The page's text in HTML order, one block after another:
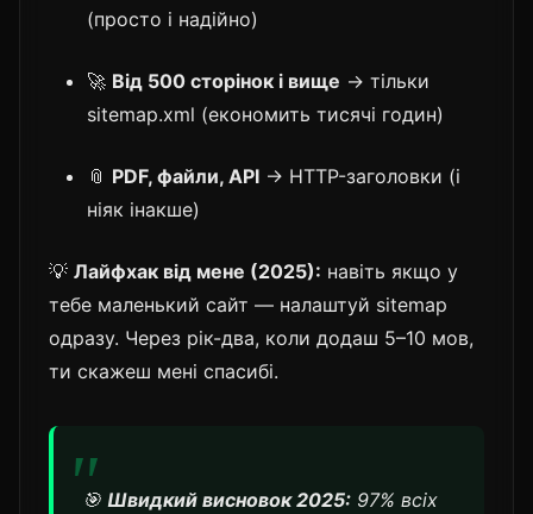
(просто і надійно)
🚀 Від 500 сторінок і вище → тільки
sitemap.xml (економить тисячі годин)
📎 PDF, файли, API → HTTP-заголовки (і
ніяк інакше)
💡 Лайфхак від мене (2025): навіть якщо у
тебе маленький сайт — налаштуй sitemap
одразу. Через рік-два, коли додаш 5–10 мов,
ти скажеш мені спасибі.
🎯 Швидкий висновок 2025: 97% всіх